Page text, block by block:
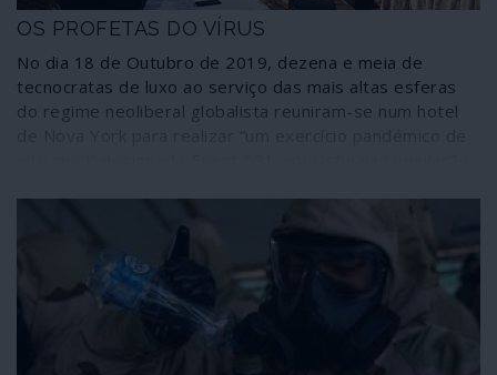
OS PROFETAS DO VÍRUS
No dia 18 de Outubro de 2019, dezena e meia de
tecnocratas de luxo ao serviço das mais altas esferas
do regime neoliberal globalista reuniram-se num hotel
as consequências tornam-se cada vez mais graves”
devido “ao crescimento exponencial semana a semana”.
Ninguém ouvira falar ainda de qualquer caso de infecção:
estávamos a 20 dias de o jornal britânico Guardian
noticiar o aparecimento na China de uma nova doença
respiratória provocada – soube-se só algumas semanas